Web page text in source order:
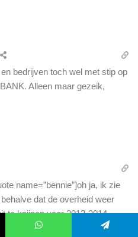
bedrijven toch wel met stip op
Alleen maar gezeik,
name=”bennie”]oh ja, ik zie
dat de overheid weer
te knijpen voor 2013-2014.